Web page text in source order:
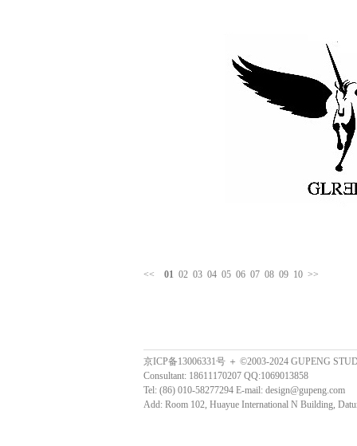
<< 01 02 03 04 05 06 07 08 09 10 >>
京ICP备13006331号 ＋ ©2003-2024 GUPENG
Consultant: 18611170207 QQ:1069013858
Tel: (86) 010-58277294 E-mail: design@gupeng.com
Add: Room 102, Huayue International N Building,